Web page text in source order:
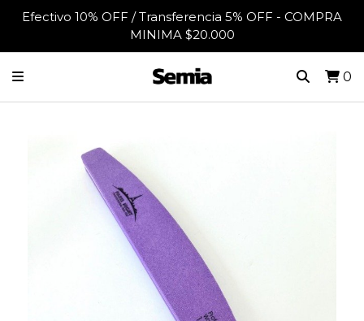
Efectivo 10% OFF / Transferencia 5% OFF - COMPRA
MINIMA $20.000
0